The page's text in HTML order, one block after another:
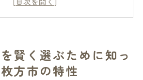
と住宅需要：枚方市の現状分析
ン選択
の充実度が住宅ローンにどう影響
賢く選ぶために知っ
方市の特性